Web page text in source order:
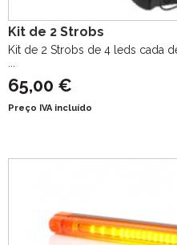
Kit de 2 Strobs
Kit de 2 Strobs de 4 leds cada
...
65,00 €
Preço IVA incluído